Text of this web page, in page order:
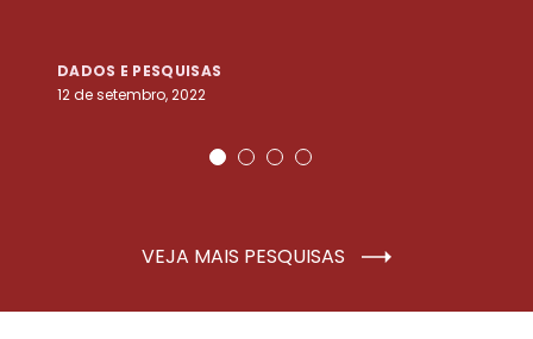
DADOS E PESQUISAS
12 de setembro, 2022
VEJA MAIS PESQUISAS